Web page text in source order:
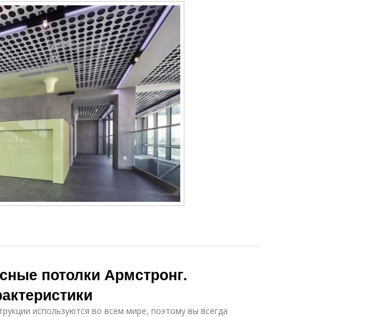
потолки Армстронг.
используются во всем мире, поэтому вы всегда